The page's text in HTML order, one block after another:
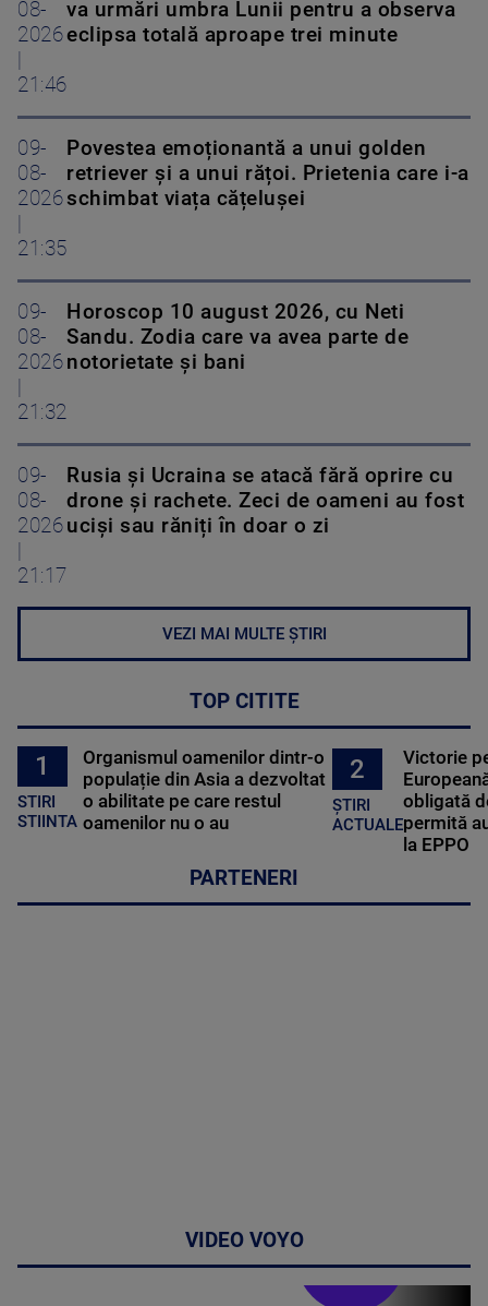
08-
2026
21:46
va urmări umbra Lunii pentru a observa
eclipsa totală aproape trei minute
09-
08-
2026
21:35
Povestea emoționantă a unui golden
retriever și a unui rățoi. Prietenia care i-a
schimbat viața cățelușei
09-
08-
2026
21:32
Horoscop 10 august 2026, cu Neti
Sandu. Zodia care va avea parte de
notorietate și bani
09-
08-
2026
21:17
Rusia și Ucraina se atacă fără oprire cu
drone și rachete. Zeci de oameni au fost
uciși sau răniți în doar o zi
VEZI MAI MULTE ȘTIRI
TOP CITITE
1
STIRI
STIINTA
Organismul oamenilor dintr-o
populație din Asia a dezvoltat
o abilitate pe care restul
oamenilor nu o au
2
ȘTIRI
ACTUALE
Victorie
obligată
permită
la EPPO
PARTENERI
VIDEO VOYO